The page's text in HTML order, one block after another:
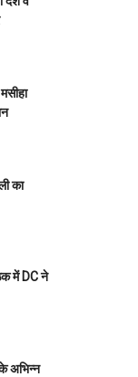
का
में DC ने
के अभिन्न